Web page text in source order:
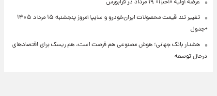
عرضه اولیه «احیا۱» ۱۹ مرداد در فرابورس
تغییر تند قیمت محصولات ایران‌خودرو و سایپا امروز پنجشنبه ۱۵ مرداد ۱۴۰۵
+جدول
هشدار بانک جهانی؛ هوش مصنوعی هم فرصت است، هم ریسک برای اقتصادهای
درحال توسعه